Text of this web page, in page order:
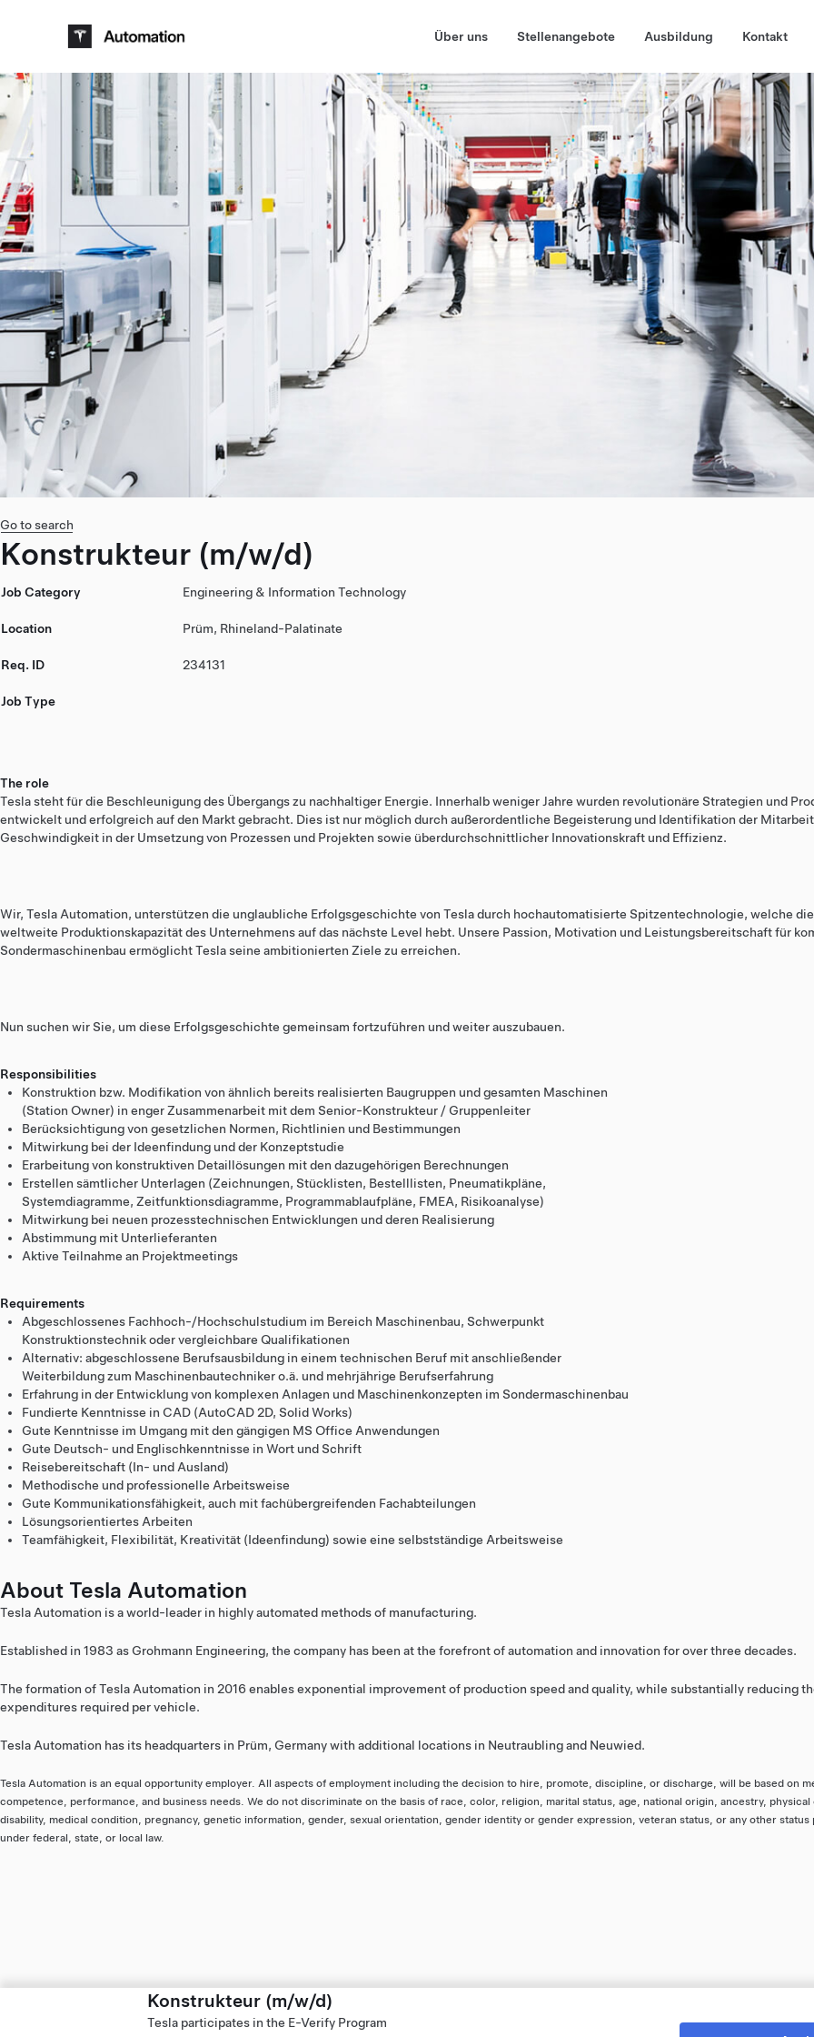
Skip to main content
Über uns Stellenangebote Ausbildung Kontakt
Go to search
Konstrukteur (m/w/d)
Job Category Engineering & Information Technology
Location Prüm, Rhineland-Palatinate
Req. ID 234131
Job Type
The role
Tesla steht für die Beschleunigung des Übergangs zu nachhaltiger Energie. Innerhalb weniger Jahre wurden revolutionäre Strategien und
entwickelt und erfolgreich auf den Markt gebracht. Dies ist nur möglich durch außerordentliche Begeisterung und Identifikation der
Geschwindigkeit in der Umsetzung von Prozessen und Projekten sowie überdurchschnittlicher Innovationskraft und Effizienz.
Wir, Tesla Automation, unterstützen die unglaubliche Erfolgsgeschichte von Tesla durch hochautomatisierte Spitzentechnologie, welche die
weltweite Produktionskapazität des Unternehmens auf das nächste Level hebt. Unsere Passion, Motivation und Leistungsbereitschaft für
Sondermaschinenbau ermöglicht Tesla seine ambitionierten Ziele zu erreichen.
Nun suchen wir Sie, um diese Erfolgsgeschichte gemeinsam fortzuführen und weiter auszubauen.
Responsibilities
Konstruktion bzw. Modifikation von ähnlich bereits realisierten Baugruppen und gesamten Maschinen
(Station Owner) in enger Zusammenarbeit mit dem Senior-Konstrukteur / Gruppenleiter
Berücksichtigung von gesetzlichen Normen, Richtlinien und Bestimmungen
Mitwirkung bei der Ideenfindung und der Konzeptstudie
Erarbeitung von konstruktiven Detaillösungen mit den dazugehörigen Berechnungen
Erstellen sämtlicher Unterlagen (Zeichnungen, Stücklisten, Bestelllisten, Pneumatikpläne,
Systemdiagramme, Zeitfunktionsdiagramme, Programmablaufpläne, FMEA, Risikoanalyse)
Mitwirkung bei neuen prozesstechnischen Entwicklungen und deren Realisierung
Abstimmung mit Unterlieferanten
Aktive Teilnahme an Projektmeetings
Requirements
Abgeschlossenes Fachhoch-/Hochschulstudium im Bereich Maschinenbau, Schwerpunkt
Konstruktionstechnik oder vergleichbare Qualifikationen
Alternativ: abgeschlossene Berufsausbildung in einem technischen Beruf mit anschließender
Weiterbildung zum Maschinenbautechniker o.ä. und mehrjährige Berufserfahrung
Erfahrung in der Entwicklung von komplexen Anlagen und Maschinenkonzepten im Sondermaschinenbau
Fundierte Kenntnisse in CAD (AutoCAD 2D, Solid Works)
Gute Kenntnisse im Umgang mit den gängigen MS Office Anwendungen
Gute Deutsch- und Englischkenntnisse in Wort und Schrift
Reisebereitschaft (In- und Ausland)
Methodische und professionelle Arbeitsweise
Gute Kommunikationsfähigkeit, auch mit fachübergreifenden Fachabteilungen
Lösungsorientiertes Arbeiten
Teamfähigkeit, Flexibilität, Kreativität (Ideenfindung) sowie eine selbstständige Arbeitsweise
About Tesla Automation
Tesla Automation is a world-leader in highly automated methods of manufacturing.
Established in 1983 as Grohmann Engineering, the company has been at the forefront of automation and innovation for over three decades.
The formation of Tesla Automation in 2016 enables exponential improvement of production speed and quality, while substantially reducing
expenditures required per vehicle.
Tesla Automation has its headquarters in Prüm, Germany with additional locations in Neutraubling and Neuwied.
Tesla Automation is an equal opportunity employer. All aspects of employment including the decision to hire, promote, discipline, or discharge, will be based on
competence, performance, and business needs. We do not discriminate on the basis of race, color, religion, marital status, age, national origin, ancestry, physical
disability, medical condition, pregnancy, genetic information, gender, sexual orientation, gender identity or gender expression, veteran status, or any other
under federal, state, or local law.
Konstrukteur (m/w/d)
Tesla participates in the E-Verify Program